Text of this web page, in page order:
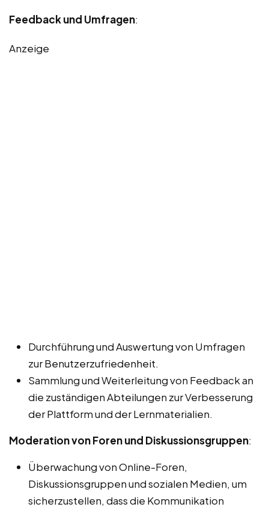
Feedback und Umfragen:
Anzeige
Durchführung und Auswertung von Umfragen
zur Benutzerzufriedenheit.
Sammlung und Weiterleitung von Feedback an
die zuständigen Abteilungen zur Verbesserung
der Plattform und der Lernmaterialien.
Moderation von Foren und Diskussionsgruppen:
Überwachung von Online-Foren,
Diskussionsgruppen und sozialen Medien, um
sicherzustellen, dass die Kommunikation